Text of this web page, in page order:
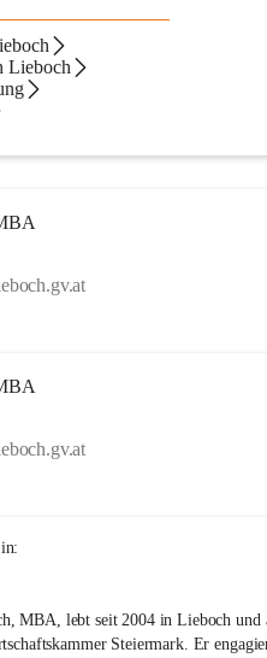
Lieboch
Kontakte
MBA, lebt seit 2004 in Lieboch und
Steiermark. Er